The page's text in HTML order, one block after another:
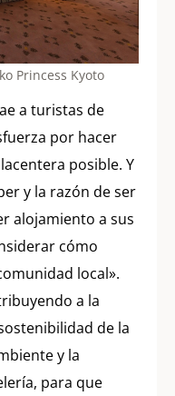
Princess Kyoto
a turistas de
por hacer
posible. Y
y la razón de ser
alojamiento a sus
cómo
local».
a la
de la
y la
para que